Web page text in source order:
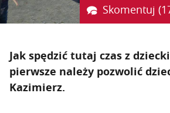
Skomentuj
Jak spędzić tutaj czas z
pierwsze należy pozwolić
Kazimierz.